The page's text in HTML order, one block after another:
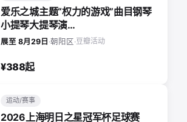
爱乐之城主题“权力的游戏”曲目钢琴
小提琴大提琴演…
展至 8月29日 ·朝阳区·豆瓣活动
¥388起
运动/赛事
2026上海明日之星冠军杯足球赛